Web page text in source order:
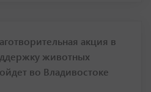
акция в
животных
во Владивостоке